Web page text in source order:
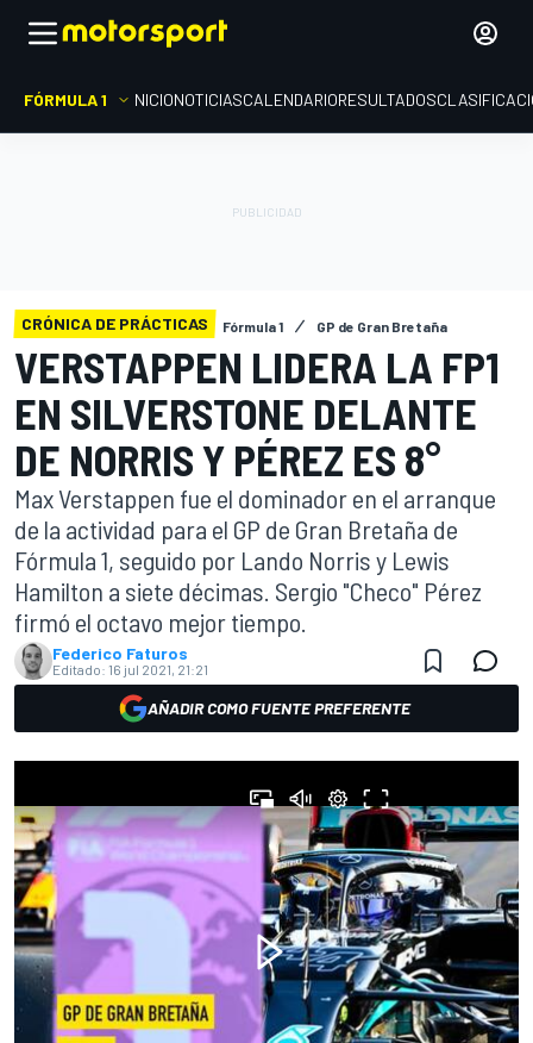
FÓRMULA 1 INICIONOTICIASCALENDARIORESULTADOS
CRÓNICA DE PRÁCTICAS Fórmula 1 GP de Gran Bretaña
VERSTAPPEN LIDERA LA FP1
EN SILVERSTONE DELANTE
DE NORRIS Y PÉREZ ES 8°
Max Verstappen fue el dominador en el arranque
de la actividad para el GP de Gran Bretaña de
Fórmula 1, seguido por Lando Norris y Lewis
Hamilton a siete décimas. Sergio "Checo" Pérez
firmó el octavo mejor tiempo.
Federico Faturos
Editado: 16 jul 2021, 21:21
AÑADIR COMO FUENTE PREFERENTE